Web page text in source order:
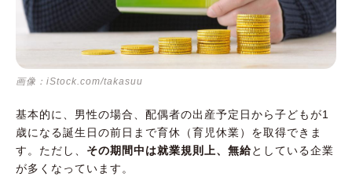
画像：iStock.com/takasuu
基本的に、男性の場合、配偶者の出産予定日から子どもが1
歳になる誕生日の前日まで育休（育児休業）を取得できま
す。ただし、 その期間中は就業規則上、無給としている企業
が多くなっています。